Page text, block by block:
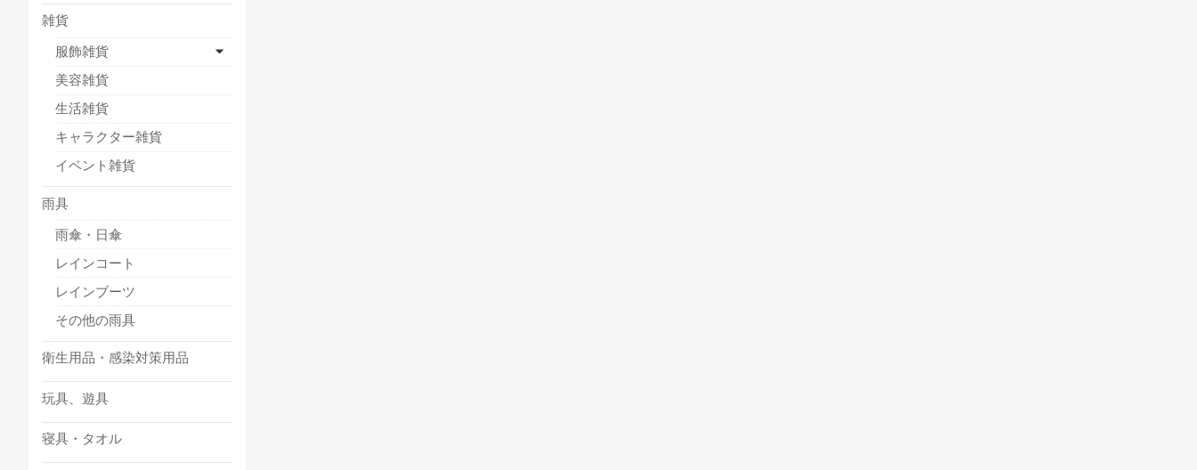
雑貨
服飾雑貨
美容雑貨
生活雑貨
キャラクター雑貨
イベント雑貨
雨具
雨傘・日傘
レインコート
レインブーツ
その他の雨具
衛生用品・感染対策用品
玩具、遊具
寝具・タオル